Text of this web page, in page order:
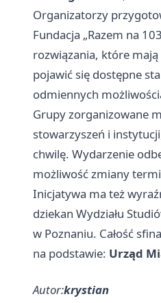
Organizatorzy
Fundacja „Razem na
rozwiązania, które
pojawić się dostępne
odmiennych
Grupy zorganizowane
stowarzyszeń i
chwilę. Wydarzenie
możliwość zmiany
Inicjatywa ma też
dziekan Wydziału
w Poznaniu. Całość
na podstawie: Urząd
Autor:krystian